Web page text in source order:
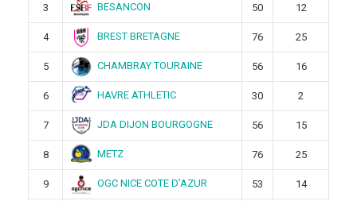
3 BESANCON 50 12
4 BREST BRETAGNE 76 25
5 CHAMBRAY TOURAINE 56 16
6 HAVRE ATHLETIC 30 2
7 JDA DIJON BOURGOGNE 56 15
8 METZ 76 25
9 OGC NICE COTE D’AZUR 53 14